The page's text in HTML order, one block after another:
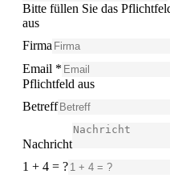
Bitte füllen Sie das
aus
Firma
Email *
Pflichtfeld aus
Betreff
Nachricht
1 + 4 = ?